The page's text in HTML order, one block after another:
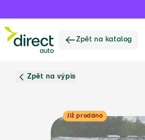
Zpět na katalog
Zpět na výpis
Již prodáno